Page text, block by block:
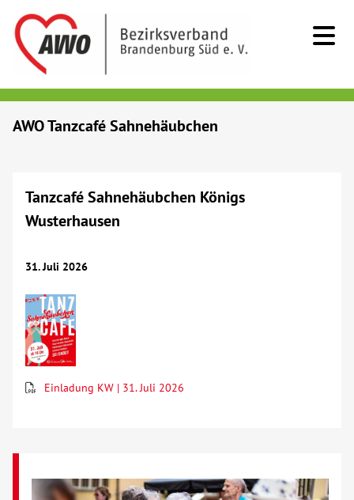
Menschen mit Behinderung
Begegnung
Bildung
Über uns
AWO Tanzcafé Sahnehäubchen
Tanzcafé Sahnehäubchen Königs
Wusterhausen
31. Juli 2026
Einladung KW | 31. Juli 2026